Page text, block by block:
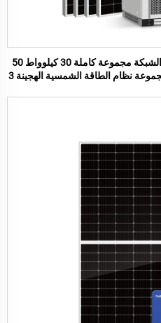
نظام الطاقة الشمسية الهجينة خارج الشبكة مجموعة كاملة 30 كيلوواط 50
كيلوواط طاقة شمسية طاقة طاقة مجموعة نظام الطاقة الشمسية الهجينة 3